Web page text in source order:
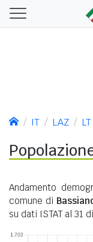
IT LAZ LT
Andamento
comune di
su dati ISTAT al 31